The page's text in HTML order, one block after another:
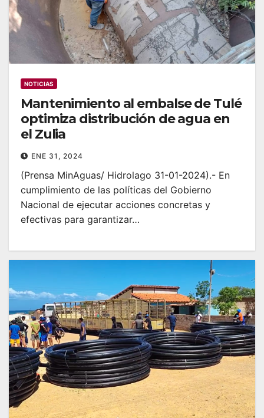
NOTICIAS
Mantenimiento al embalse de Tulé
optimiza distribución de agua en
el Zulia
ENE 31, 2024
(Prensa MinAguas/ Hidrolago 31-01-2024).- En
cumplimiento de las políticas del Gobierno
Nacional de ejecutar acciones concretas y
efectivas para garantizar…